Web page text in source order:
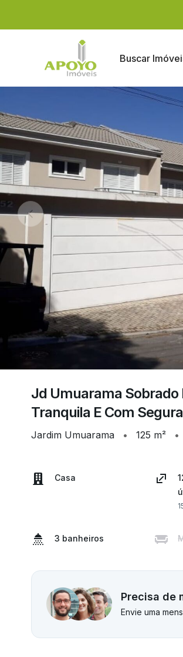
Buscar
Jd Umuarama Sobrado
Tranquila E Com
Jardim Umuarama • 125 m² •
Casa
3 banheiros
Precisa de
Envie uma